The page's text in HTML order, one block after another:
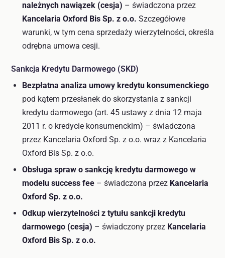
należnych nawiązek (cesja) – świadczona przez
Kancelaria Oxford Bis Sp. z o.o. Szczegółowe
warunki, w tym cena sprzedaży wierzytelności, określa
odrębna umowa cesji.
Sankcja Kredytu Darmowego (SKD)
Bezpłatna analiza umowy kredytu konsumenckiego
pod kątem przesłanek do skorzystania z sankcji
kredytu darmowego (art. 45 ustawy z dnia 12 maja
2011 r. o kredycie konsumenckim) – świadczona
przez Kancelaria Oxford Sp. z o.o. wraz z Kancelaria
Oxford Bis Sp. z o.o.
Obsługa spraw o sankcję kredytu darmowego w
modelu success fee – świadczona przez Kancelaria
Oxford Sp. z o.o.
Odkup wierzytelności z tytułu sankcji kredytu
darmowego (cesja) – świadczony przez Kancelaria
Oxford Bis Sp. z o.o.